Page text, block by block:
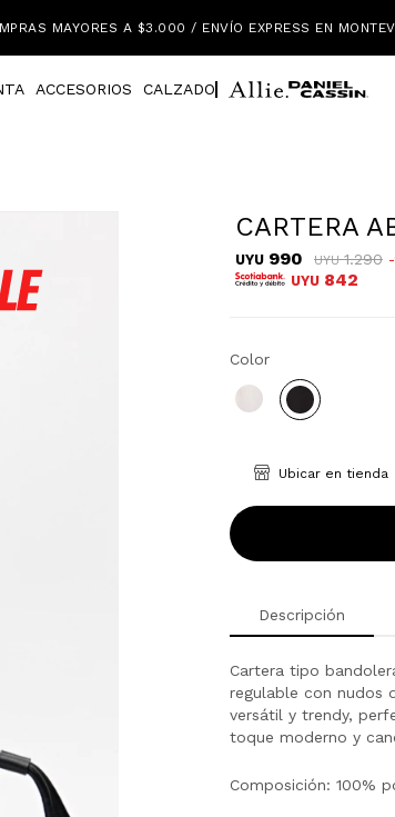
MAYORES A $3.000 / ENVÍO EXPRESS EN
ACCESORIOS CALZADO
CARTERA
UYU 990 UYU 1.290
UYU 842
Color
Ubicar en tienda
Descripción
Cartera tipo
regulable con nudos
versátil y trendy,
toque moderno y
Composición: 100%